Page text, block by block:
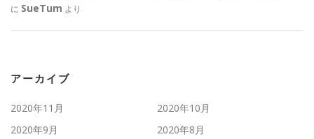
に SueTum より
アーカイブ
2020年11月
2020年10月
2020年9月
2020年8月